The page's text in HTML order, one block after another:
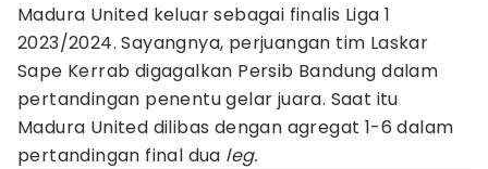
Madura United keluar sebagai finalis Liga 1
2023/2024. Sayangnya, perjuangan tim Laskar
Sape Kerrab digagalkan Persib Bandung dalam
pertandingan penentu gelar juara. Saat itu
Madura United dilibas dengan agregat 1-6 dalam
pertandingan final dua leg.